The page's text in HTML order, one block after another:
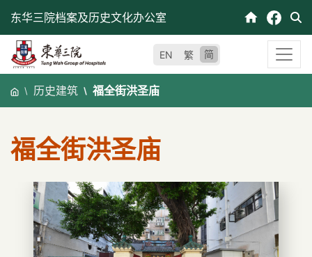
东华三院档案及历史文化办公室
EN 繁 简
历史建筑 福全街洪圣庙
福全街洪圣庙